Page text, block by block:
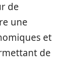
de
une
et
de